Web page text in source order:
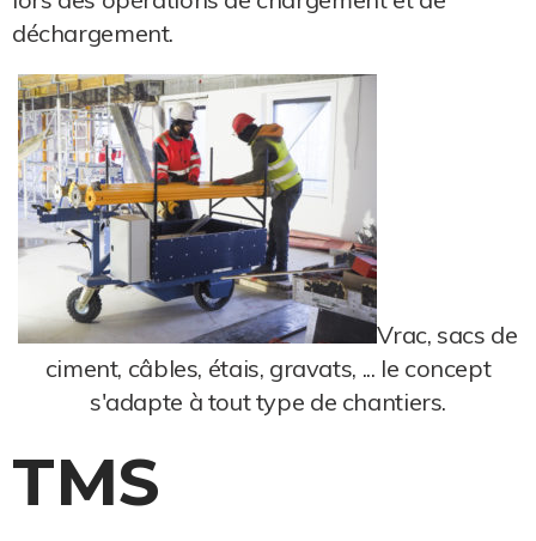
déchargement.
Vrac, sacs de
ciment, câbles, étais, gravats, ... le concept
s'adapte à tout type de chantiers.
TMS